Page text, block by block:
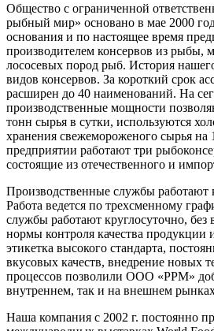
Общество с ограниченной
рыбный мир» основано в мае 2000
основания и по настоящее время
производителем консервов из рыбы,
лососевых пород рыб. История
видов консервов. За короткий срок
расширен до 40 наименований. На
производственные мощности
тонн сырья в сутки, используются
хранения свежемороженого сырья на
предприятии работают три
состоящие из отечественного и
Производственные службы работают
Работа ведется по трехсменному
службы работают круглосуточно,
нормы контроля качества продукции
этикетка высокого стандарта,
вкусовых качеств, внедрение новых
процессов позволили ООО «РРМ»
внутреннем, так и на внешнем
Наша компания с 2002 г. постоянно